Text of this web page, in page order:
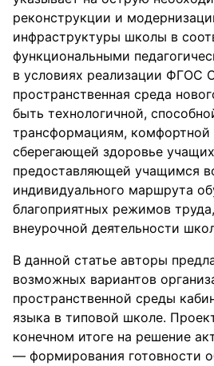
реконструкции и
инфраструктуры школы в
функциональными
в условиях реализации ФГОС
пространственная среда
быть технологичной,
трансформациям, комфортной
сберегающей здоровье
предоставляющей учащимся
индивидуального маршрута
благоприятных режимов
внеурочной деятельности
В данной статье авторы
возможных вариантов
пространственной среды
языка в типовой школе.
конечном итоге на решение
— формирования готовности